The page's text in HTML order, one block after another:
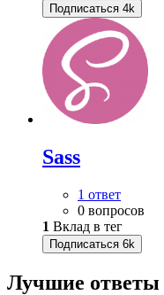
Подписаться 4k
Sass
1 ответ
0 вопросов
1 Вклад в тег
Подписаться 6k
Лучшие ответы